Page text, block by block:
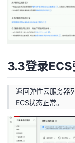
3.3登录
返回弹性云服务器
ECS状态正常。